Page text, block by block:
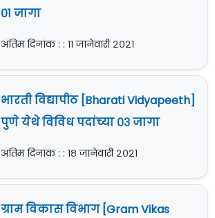
०१ जागा
अंतिम दिनांक : : ११ जानेवारी २०२१
भारती विद्यापीठ [Bharati Vidyapeeth]
पुणे येथे विविध पदांच्या ०३ जागा
अंतिम दिनांक : : १८ जानेवारी २०२१
ग्राम विकास विभाग [Gram Vikas